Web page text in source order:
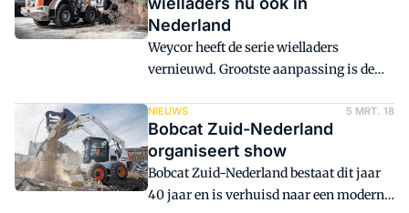
Bezoekers kunnen kennismaken met de
nieuwe 1,5-2 tons mini-kranen van
Bobcat én met de Techno, het nieuwe
huismerk van Inter-Techno.
Nederland
Weycor heeft de serie wielladers
vernieuwd. Grootste aanpassing is de
fabrikant legt met het vernieuwen van
de lijn de focus op het zware segment.
NIEUWS 5 MRT. 18
Bobcat Zuid-Nederland
organiseert show
Bobcat Zuid-Nederland bestaat dit jaar
40 jaar en is verhuisd naar een modern